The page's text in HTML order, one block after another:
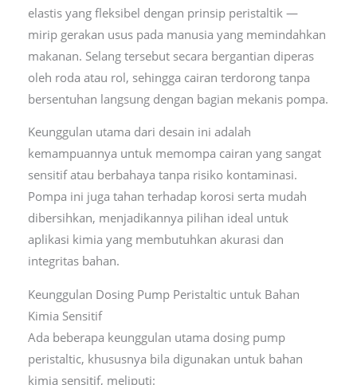
elastis yang fleksibel dengan prinsip peristaltik —
mirip gerakan usus pada manusia yang memindahkan
makanan. Selang tersebut secara bergantian diperas
oleh roda atau rol, sehingga cairan terdorong tanpa
bersentuhan langsung dengan bagian mekanis pompa.
Keunggulan utama dari desain ini adalah
kemampuannya untuk memompa cairan yang sangat
sensitif atau berbahaya tanpa risiko kontaminasi.
Pompa ini juga tahan terhadap korosi serta mudah
dibersihkan, menjadikannya pilihan ideal untuk
aplikasi kimia yang membutuhkan akurasi dan
integritas bahan.
Keunggulan Dosing Pump Peristaltic untuk Bahan
Kimia Sensitif
Ada beberapa keunggulan utama dosing pump
peristaltic, khususnya bila digunakan untuk bahan
kimia sensitif, meliputi: